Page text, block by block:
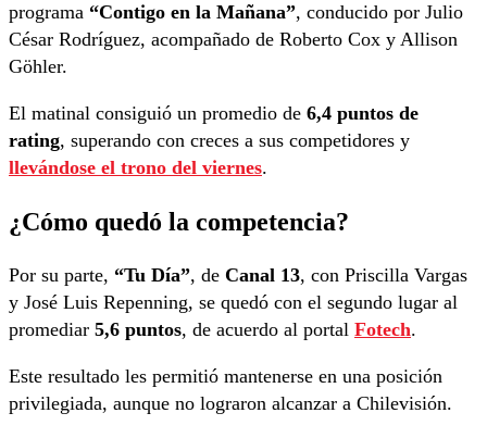
programa “Contigo en la Mañana”, conducido por Julio
César Rodríguez, acompañado de Roberto Cox y Allison
Göhler.
El matinal consiguió un promedio de 6,4 puntos de
rating, superando con creces a sus competidores y
llevándose el trono del viernes.
¿Cómo quedó la competencia?
Por su parte, “Tu Día”, de Canal 13, con Priscilla Vargas
y José Luis Repenning, se quedó con el segundo lugar al
promediar 5,6 puntos, de acuerdo al portal Fotech.
Este resultado les permitió mantenerse en una posición
privilegiada, aunque no lograron alcanzar a Chilevisión.